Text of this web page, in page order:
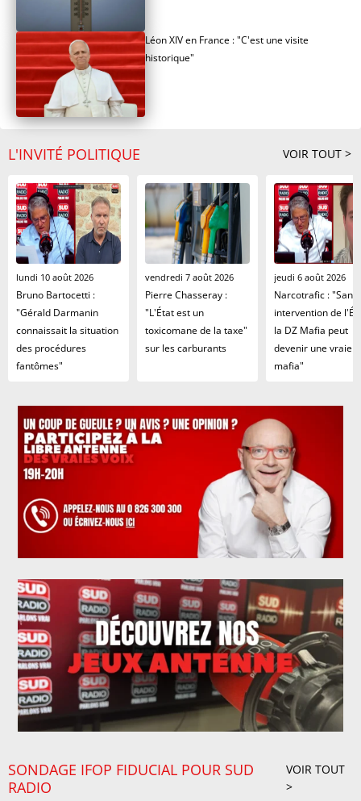
Léon XIV en France : "C'est une visite
historique"
L'INVITÉ POLITIQUE VOIR TOUT >
lundi 10 août 2026
Bruno Bartocetti :
"Gérald Darmanin
connaissait la situation
des procédures
fantômes"
vendredi 7 août 2026
Pierre Chasseray :
"L'État est un
toxicomane de la taxe"
sur les carburants
jeudi 6 août 2026
Narcotrafic : "Sans
intervention de
la DZ Mafia peut
devenir une vraie
mafia"
SONDAGE IFOP FIDUCIAL POUR SUD
RADIO
VOIR TOUT
>